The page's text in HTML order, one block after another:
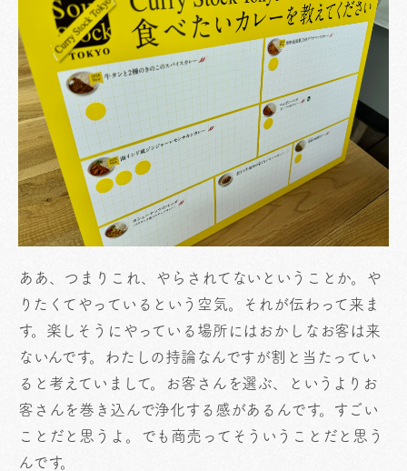
ああ、つまりこれ、やらされてないということか。や
りたくてやっているという空気。それが伝わって来ま
す。楽しそうにやっている場所にはおかしなお客は来
ないんです。わたしの持論なんですが割と当たってい
ると考えていまして。お客さんを選ぶ、というよりお
客さんを巻き込んで浄化する感があるんです。すごい
ことだと思うよ。でも商売ってそういうことだと思う
んです。